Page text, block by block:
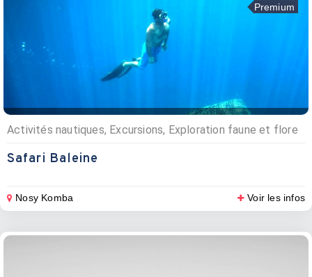
Premium
Activités nautiques, Excursions, Exploration faune et flore
Safari Baleine
Nosy Komba Voir les infos